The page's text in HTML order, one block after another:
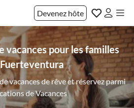
Devenez hôte
vacances pour les familles
vacances de rêve et réservez parmi
de Vacances